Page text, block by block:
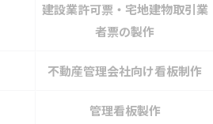
建設業許可票・宅地建物取引業
者票の製作
不動産管理会社向け看板制作
管理看板製作